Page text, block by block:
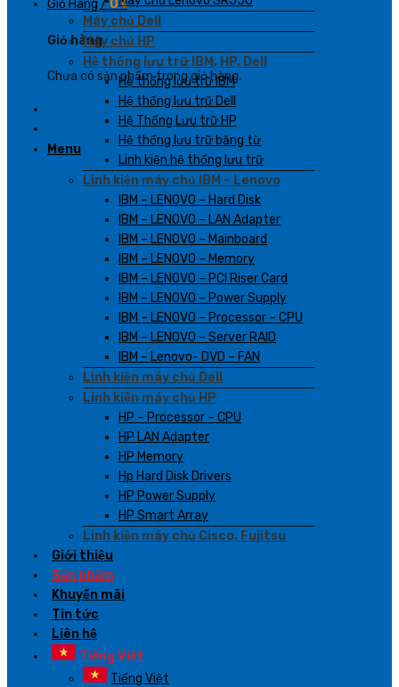
Giỏ Hàng /0₫
Giỏ hàng
Chưa có sản phẩm trong giỏ hàng.
Menu
Máy chủ Dell
Máy chủ HP
Hệ thống lưu trữ IBM, HP, Dell
Hệ thống lưu trữ IBM
Hệ thống lưu trữ Dell
Hệ Thống Lưu trữ HP
Hệ thống lưu trữ băng từ
Linh kiện hệ thống lưu trữ
Linh kiện máy chủ IBM – Lenovo
IBM – LENOVO – Hard Disk
IBM – LENOVO – LAN Adapter
IBM – LENOVO – Mainboard
IBM – LENOVO – Memory
IBM – LENOVO – PCI Riser Card
IBM – LENOVO – Power Supply
IBM – LENOVO – Processor – CPU
IBM – LENOVO – Server RAID
IBM – Lenovo- DVD – FAN
Linh kiện máy chủ Dell
Linh kiện máy chủ HP
HP – Processor – CPU
HP LAN Adapter
HP Memory
Hp Hard Disk Drivers
HP Power Supply
HP Smart Array
Linh kiện máy chủ Cisco, Fujitsu
Giới thiệu
Sản phẩm
Khuyến mãi
Tin tức
Liên hệ
Tiếng Việt
Tiếng Việt